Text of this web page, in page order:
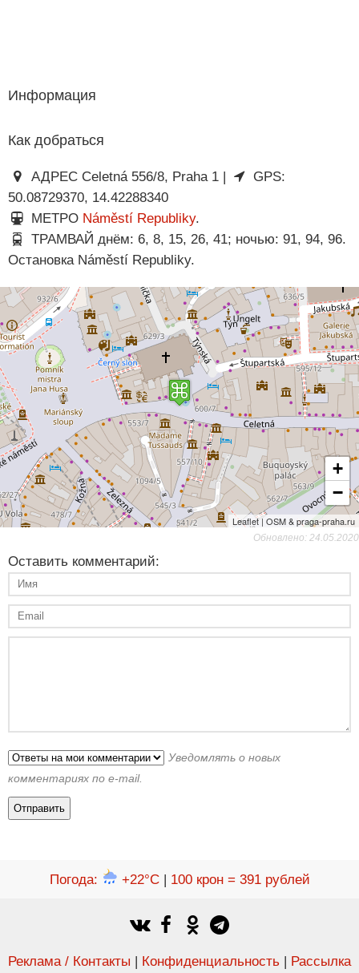
Информация
Как добраться
АДРЕС Celetná 556/8, Praha 1 |
GPS:
50.08729370, 14.42288340
МЕТРО Náměstí Republiky.
ТРАМВАЙ днём: 6, 8, 15, 26, 41; ночью: 91, 94, 96.
Остановка Náměstí Republiky.
+
−
Leaflet | OSM & praga-praha.ru
Обновлено: 24.05.2020
Оставить комментарий:
Уведомлять о новых
комментариях по e-mail.
Погода: +22°C| 100 крон = 391 рублей
Реклама / Контакты | Конфиденциальность | Рассылка